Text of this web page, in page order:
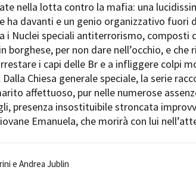
nella lotta contro la mafia: una
ha davanti e un genio organizzativo fuori
i Nuclei speciali antiterrorismo, composti
borghese, per non dare nell’occhio, e
i capi delle Br e a infliggere colpi
Chiesa generale speciale, la serie
affettuoso, pur nelle numerose
presenza insostituibile stroncata
Emanuela, che morirà con lui
e Andrea Jublin